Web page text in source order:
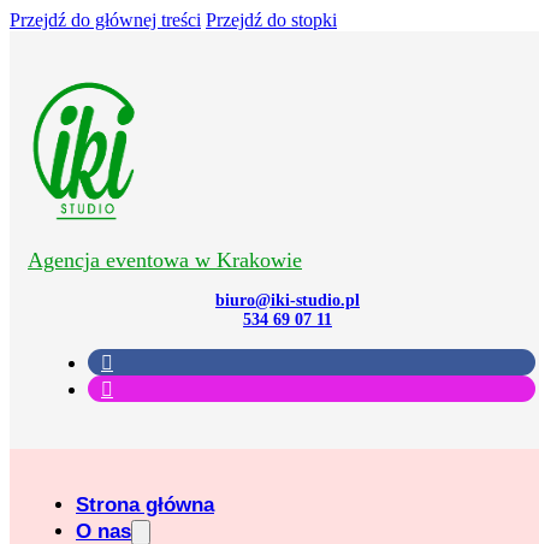
Przejdź do głównej treści Przejdź do stopki
Agencja eventowa w Krakowie
biuro@iki-studio.pl
534 69 07 11
Strona główna
O nas